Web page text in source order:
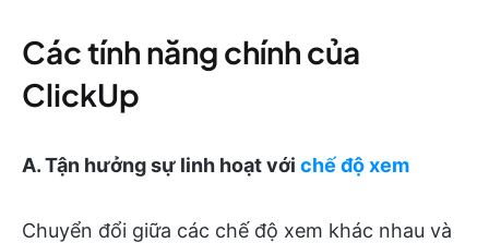
Các tính năng chính của
ClickUp
A. Tận hưởng sự linh hoạt với chế độ xem
Chuyển đổi giữa các chế độ xem khác nhau và